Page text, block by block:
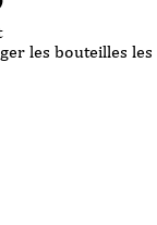
les bouteilles les